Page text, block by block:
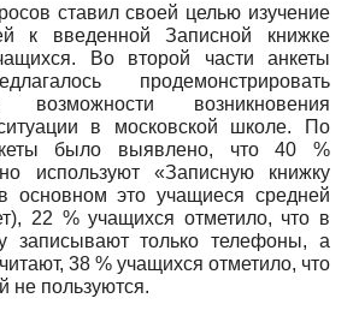
ставил своей целью изучение
к введенной Записной книжке
Во второй части анкеты
продемонстрировать
возникновения
в московской школе. По
было выявлено, что 40 %
используют «Записную книжку
основном это учащиеся средней
22 % учащихся отметило, что в
записывают только телефоны, а
38 % учащихся отметило, что
не пользуются.